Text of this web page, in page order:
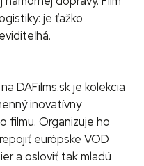
je ťažko
DAFilms.sk je kolekcia
inovatívny
filmu. Organizuje ho
európske VOD
a osloviť tak mladú